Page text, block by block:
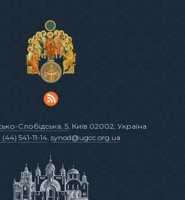
Слобідська, 5, Київ 02002, Україна
541-11-14, synod@ugcc.org.ua